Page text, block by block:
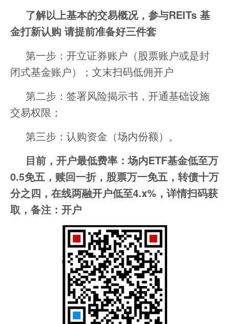
了解以上基本的交易概况，参与REITs 基
金打新认购 请提前准备好三件套
第一步：开立证券账户（股票账户或是封
闭式基金账户）；文末扫码低佣开户
第二步：签署风险揭示书，开通基础设施
交易权限；
第三步：认购资金（场内份额）。
目前，开户最低费率：场内ETF基金低至万
0.5免五，赎回一折，股票万一免五，转债十万
分之四，在线两融开户低至4.x%，详情扫码获
取，备注：开户